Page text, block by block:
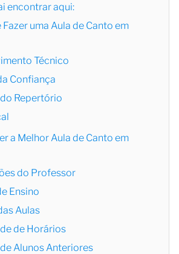
encontrar aqui:
uma Aula de Canto em
Técnico
Confiança
Repertório
a Melhor Aula de Canto em
do Professor
Ensino
Aulas
de Horários
Alunos Anteriores